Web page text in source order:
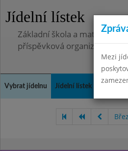
Jídelní lístek
Základní škola a mateřská
příspěvková organizace
Vybrat jídelnu Jídelní lístek
Mezi